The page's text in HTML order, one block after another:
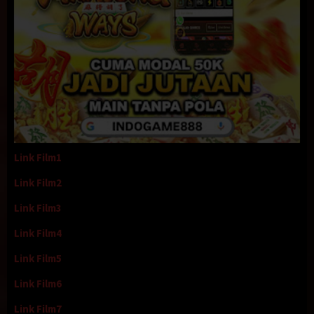
Link Film1
Link Film2
Link Film3
Link Film4
Link Film5
Link Film6
Link Film7